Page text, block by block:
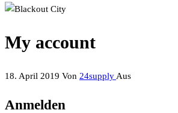
My account
18. April 2019 Von 24supply Aus
Anmelden